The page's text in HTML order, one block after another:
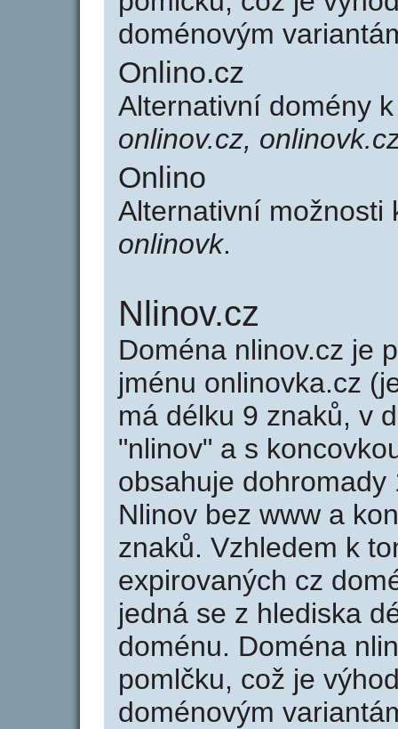
doménovým
Onlino.cz
Alternativní domény
onlinov.cz,
Onlino
Alternativní
onlinovk.
Nlinov.cz
Doména nlinov.cz je
jménu onlinovka.cz
má délku 9 znaků, v
"nlinov" a s
obsahuje
Nlinov bez www a
znaků. Vzhledem k
expirovaných cz
jedná se z hlediska
doménu. Doména
pomlčku, což je
doménovým